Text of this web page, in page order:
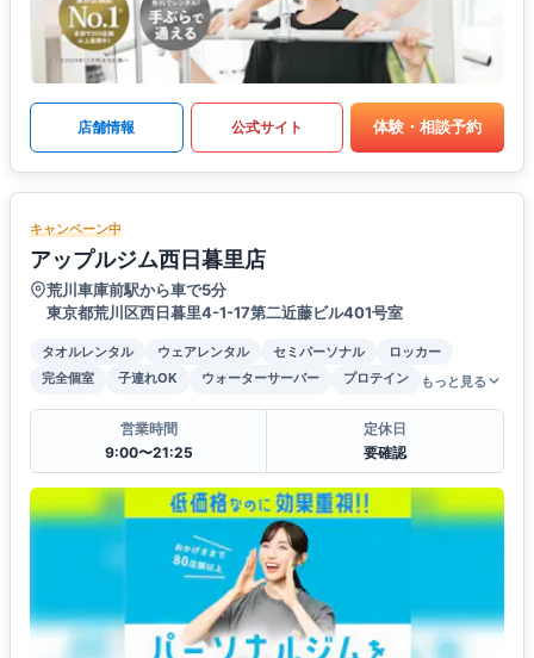
店舗情報 公式サイト 体験・相談予約
キャンペーン中
アップルジム西日暮里店
荒川車庫前駅から車で5分
東京都荒川区西日暮里4-1-17第二近藤ビル401号室
タオルレンタル ウェアレンタル セミパーソナル
ロッカー
完全個室
子連れOK ウォーターサーバー プロテイン もっと見る
営業時間
9:00〜21:25
定休日
要確認